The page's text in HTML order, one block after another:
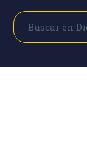
Buscar